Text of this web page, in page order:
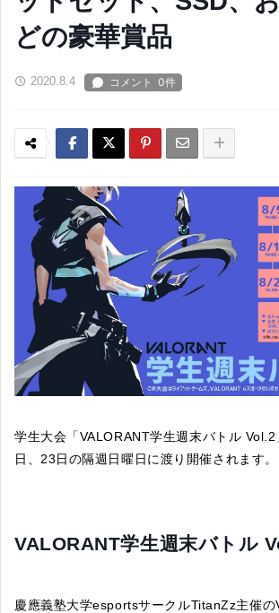
どの豪華賞品
2020.8.4
学生大会「VALORANT学生週末バトル
日、23日の隔週日曜日に渡り開催されます。
VALORANT学生週末バトル
慶應義塾大学esportsサークルTitanZz主催の